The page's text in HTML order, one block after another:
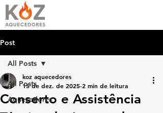
Post
All Posts
Aquecedores
All Posts
Conserto e Assistência
koz aquecedores
15 de dez. de 2025 2 min de leitura